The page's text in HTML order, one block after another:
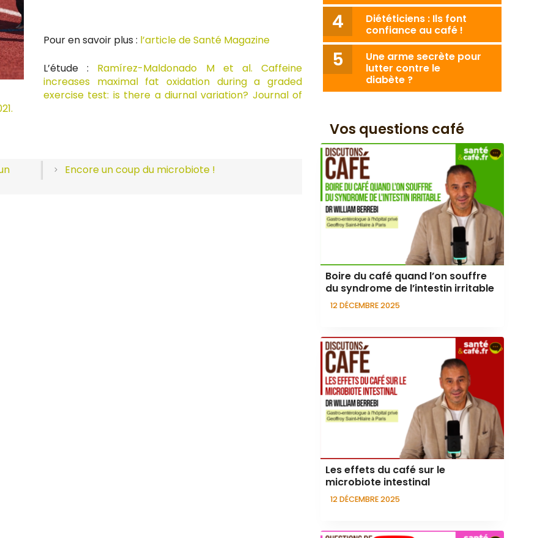
Pour en savoir plus : l’article de Santé Magazine
L’étude : Ramírez-Maldonado M et al. Caffeine
increases maximal fat oxidation during a graded
exercise test: is there a diurnal variation? Journal of
Encore un coup du microbiote !
Diététiciens : Ils font
confiance au café !
Une arme secrète pour
lutter contre le
diabète ?
Vos questions café
Boire du café quand l’on souffre
du syndrome de l’intestin irritable
12 DÉCEMBRE 2025
Les effets du café sur le
microbiote intestinal
12 DÉCEMBRE 2025